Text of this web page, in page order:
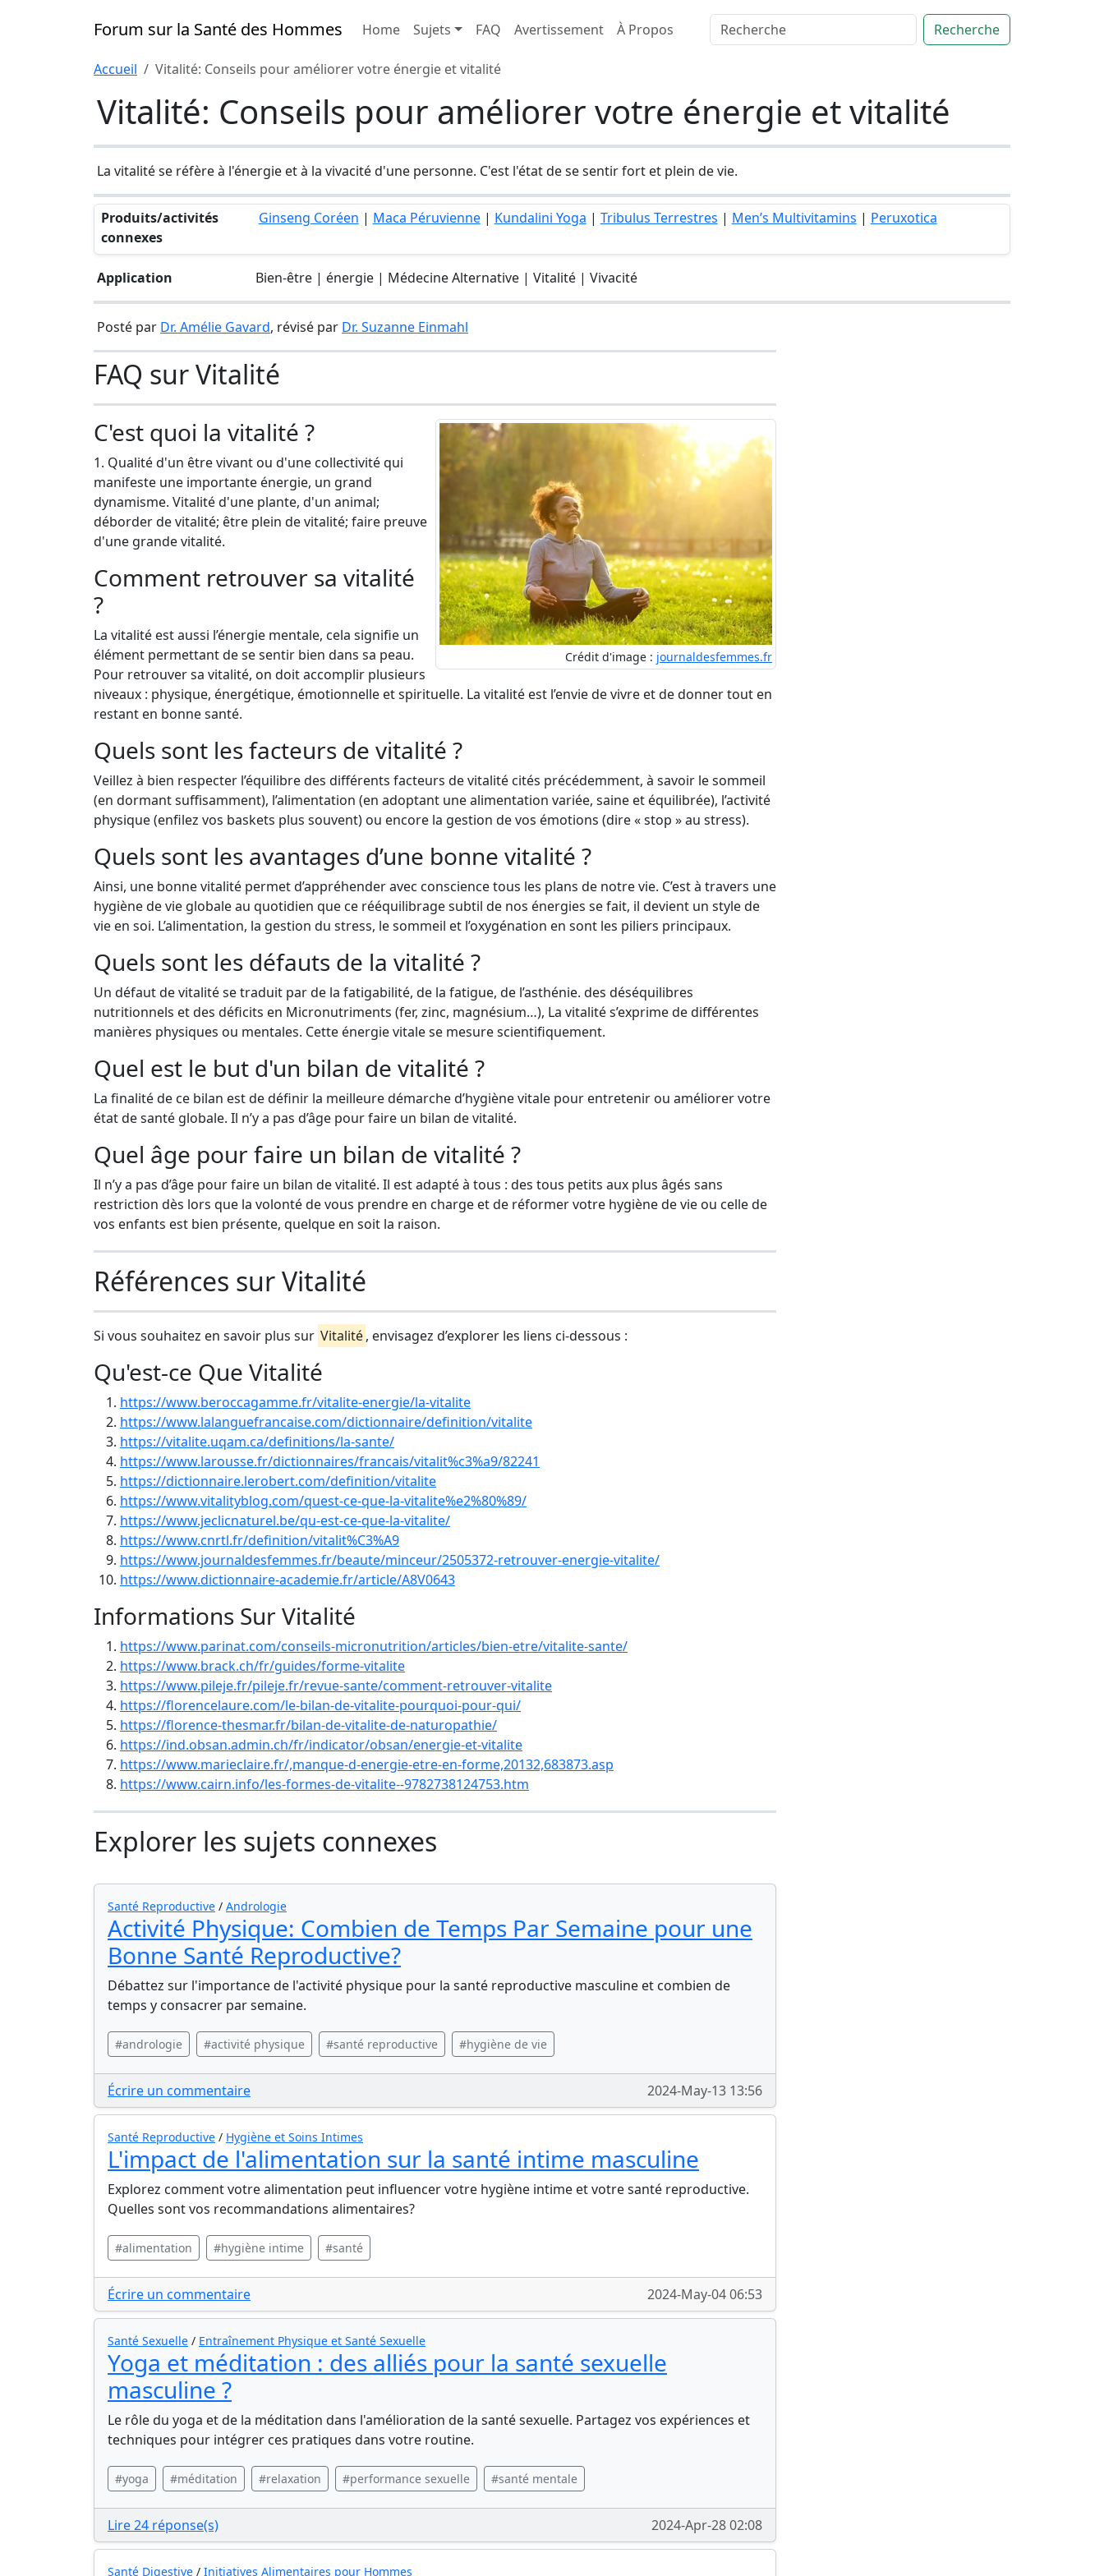
Forum sur la Santé des Hommes Home Sujets FAQ Avertissement À Propos Recherche
Accueil Vitalité: Conseils pour améliorer votre énergie et vitalité
Vitalité: Conseils pour améliorer votre énergie et vitalité
La vitalité se réfère à l'énergie et à la vivacité d'une personne. C'est l'état de se sentir fort et plein de vie.
Produits/activités
connexes
Ginseng Coréen | Maca Péruvienne| Kundalini Yoga | Tribulus Terrestres | Men’s Multivitamins | Peruxotica
Application Bien-être | énergie | Médecine Alternative | Vitalité | Vivacité
Posté par Dr. Amélie Gavard, révisé par Dr. Suzanne Einmahl
FAQ sur Vitalité
Crédit d'image : journaldesfemmes.fr
C'est quoi la vitalité ?
1. Qualité d'un être vivant ou d'une collectivité qui
manifeste une importante énergie, un grand
dynamisme. Vitalité d'une plante, d'un animal;
déborder de vitalité; être plein de vitalité; faire preuve
d'une grande vitalité.
Comment retrouver sa vitalité
?
La vitalité est aussi l’énergie mentale, cela signifie un
élément permettant de se sentir bien dans sa peau.
Pour retrouver sa vitalité, on doit accomplir plusieurs
niveaux : physique, énergétique, émotionnelle et spirituelle. La vitalité est l’envie de vivre et de donner tout en
restant en bonne santé.
Quels sont les facteurs de vitalité ?
Veillez à bien respecter l’équilibre des différents facteurs de vitalité cités précédemment, à savoir le sommeil
(en dormant suffisamment), l’alimentation (en adoptant une alimentation variée, saine et équilibrée), l’activité
physique (enfilez vos baskets plus souvent) ou encore la gestion de vos émotions (dire « stop » au stress).
Quels sont les avantages d’une bonne vitalité ?
Ainsi, une bonne vitalité permet d’appréhender avec conscience tous les plans de notre vie. C’est à travers une
hygiène de vie globale au quotidien que ce rééquilibrage subtil de nos énergies se fait, il devient un style de
vie en soi. L’alimentation, la gestion du stress, le sommeil et l’oxygénation en sont les piliers principaux.
Quels sont les défauts de la vitalité ?
Un défaut de vitalité se traduit par de la fatigabilité, de la fatigue, de l’asthénie. des déséquilibres
nutritionnels et des déficits en Micronutriments (fer, zinc, magnésium…), La vitalité s’exprime de différentes
manières physiques ou mentales. Cette énergie vitale se mesure scientifiquement.
Quel est le but d'un bilan de vitalité ?
La finalité de ce bilan est de définir la meilleure démarche d’hygiène vitale pour entretenir ou améliorer votre
état de santé globale. Il n’y a pas d’âge pour faire un bilan de vitalité.
Quel âge pour faire un bilan de vitalité ?
Il n’y a pas d’âge pour faire un bilan de vitalité. Il est adapté à tous : des tous petits aux plus âgés sans
restriction dès lors que la volonté de vous prendre en charge et de réformer votre hygiène de vie ou celle de
vos enfants est bien présente, quelque en soit la raison.
Références sur Vitalité
Si vous souhaitez en savoir plus sur Vitalité, envisagez d’explorer les liens ci-dessous :
Qu'est-ce Que Vitalité
https://www.beroccagamme.fr/vitalite-energie/la-vitalite
https://www.lalanguefrancaise.com/dictionnaire/definition/vitalite
https://vitalite.uqam.ca/definitions/la-sante/
https://www.larousse.fr/dictionnaires/francais/vitalit%c3%a9/82241
https://dictionnaire.lerobert.com/definition/vitalite
https://www.vitalityblog.com/quest-ce-que-la-vitalite%e2%80%89/
https://www.jeclicnaturel.be/qu-est-ce-que-la-vitalite/
https://www.cnrtl.fr/definition/vitalit%C3%A9
https://www.journaldesfemmes.fr/beaute/minceur/2505372-retrouver-energie-vitalite/
https://www.dictionnaire-academie.fr/article/A8V0643
Informations Sur Vitalité
https://www.parinat.com/conseils-micronutrition/articles/bien-etre/vitalite-sante/
https://www.brack.ch/fr/guides/forme-vitalite
https://www.pileje.fr/pileje.fr/revue-sante/comment-retrouver-vitalite
https://florencelaure.com/le-bilan-de-vitalite-pourquoi-pour-qui/
https://florence-thesmar.fr/bilan-de-vitalite-de-naturopathie/
https://ind.obsan.admin.ch/fr/indicator/obsan/energie-et-vitalite
https://www.marieclaire.fr/,manque-d-energie-etre-en-forme,20132,683873.asp
https://www.cairn.info/les-formes-de-vitalite--9782738124753.htm
Explorer les sujets connexes
Santé Reproductive / Andrologie
Activité Physique: Combien de Temps Par Semaine pour une
Bonne Santé Reproductive?
Débattez sur l'importance de l'activité physique pour la santé reproductive masculine et combien de
temps y consacrer par semaine.
#andrologie #activité physique #santé reproductive #hygiène de vie
Écrire un commentaire 2024-May-13 13:56
Santé Reproductive / Hygiène et Soins Intimes
L'impact de l'alimentation sur la santé intime masculine
Explorez comment votre alimentation peut influencer votre hygiène intime et votre santé reproductive.
Quelles sont vos recommandations alimentaires?
#alimentation #hygiène intime #santé
Écrire un commentaire 2024-May-04 06:53
Santé Sexuelle / Entraînement Physique et Santé Sexuelle
Yoga et méditation : des alliés pour la santé sexuelle
masculine ?
Le rôle du yoga et de la méditation dans l'amélioration de la santé sexuelle. Partagez vos expériences et
techniques pour intégrer ces pratiques dans votre routine.
#yoga #méditation #relaxation #performance sexuelle #santé mentale
Lire 24 réponse(s) 2024-Apr-28 02:08
Santé Digestive / Initiatives Alimentaires pour Hommes